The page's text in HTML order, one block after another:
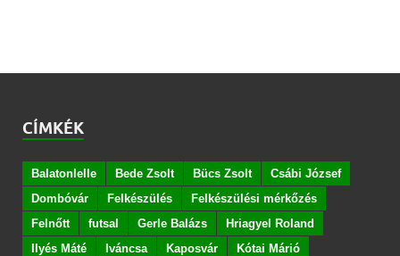
CÍMKÉK
Balatonlelle Bede Zsolt Bücs Zsolt
Csábi József
Dombóvár
Felkészülés
Felkészülési mérkőzés
Felnőtt
futsal Gerle Balázs
Hriagyel Roland
Ilyés Máté
Iváncsa Kaposvár
Kótai Márió